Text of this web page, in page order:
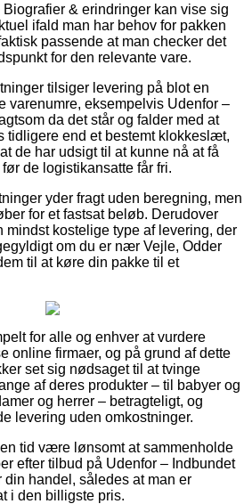
& erindringer kan vise sig
ifald man har behov for pakken
passende at man checker det
for den relevante vare.
tilsiger levering på blot en
varenumre, eksempelvis Udenfor –
da det står og falder med at
tidligere end et bestemt klokkeslæt,
de har udsigt til at kunne nå at få
de logistikansatte får fri.
yder fragt uden beregning, men
for et fastsat beløb. Derudover
mindst kostelige type af levering, der
om du er nær Vejle, Odder
til at køre din pakke til et
for alle og enhver at vurdere
online firmaer, og på grund af dette
set sig nødsaget til at tvinge
af deres produkter – til babyer og
og herrer – betragteligt, og
levering uden omkostninger.
tid være lønsomt at sammenholde
efter tilbud på Udenfor – Indbundet
handel, således at man er
i den billigste pris.